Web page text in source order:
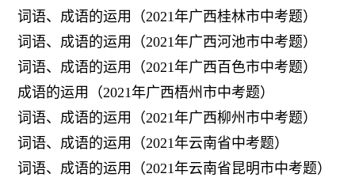
词语、成语的运用（2021年广西桂林市中考题）
词语、成语的运用（2021年广西河池市中考题）
词语、成语的运用（2021年广西百色市中考题）
成语的运用（2021年广西梧州市中考题）
词语、成语的运用（2021年广西柳州市中考题）
词语、成语的运用（2021年云南省中考题）
词语、成语的运用（2021年云南省昆明市中考题）